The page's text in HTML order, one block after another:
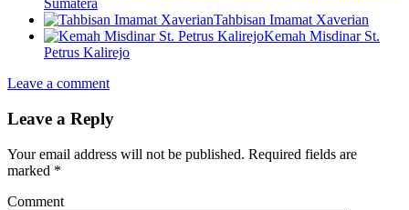
Sumatera
Tahbisan Imamat Xaverian
Kemah Misdinar St.
Petrus Kalirejo
Leave a comment
Leave a Reply
Your email address will not be published. Required fields are
marked *
Comment